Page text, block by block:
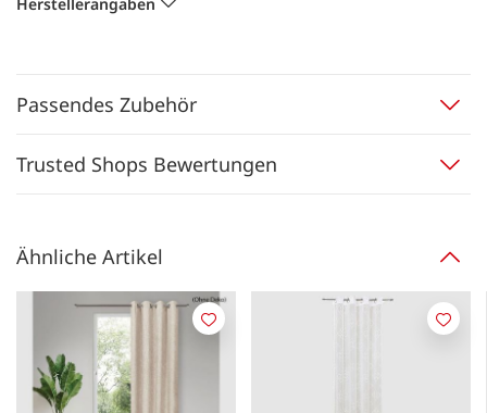
Passendes Zubehör
Trusted Shops Bewertungen
Ähnliche Artikel
Merken